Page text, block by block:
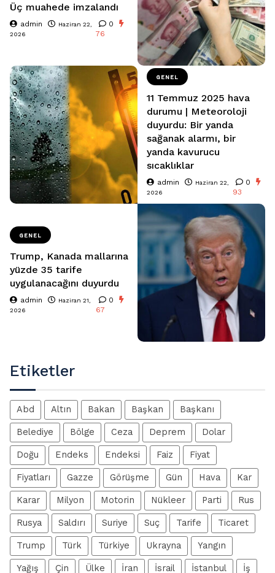
Üç muahede imzalandı
admin
Haziran 22,
2026
0
76
GENEL
11 Temmuz 2025 hava
durumu | Meteoroloji
duyurdu: Bir yanda
sağanak alarmı, bir
yanda kavurucu
sıcaklıklar
admin
Haziran 22,
2026
0
93
GENEL
Trump, Kanada mallarına
yüzde 35 tarife
uygulanacağını duyurdu
admin
Haziran 21,
2026
0
67
Etiketler
Abd Altın Bakan Başkan Başkanı
Belediye Bölge Ceza Deprem Dolar
Doğu Endeks Endeksi Faiz Fiyat
Fiyatları Gazze Görüşme Gün Hava Kar
Karar Milyon Motorin Nükleer Parti Rus
Rusya Saldırı Suriye Suç Tarife Ticaret
Trump Türk Türkiye Ukrayna Yangın
Yağış Çin Ülke İran İsrail İstanbul İş